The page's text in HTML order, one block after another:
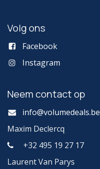
Volg ons
Facebook
Instagram
Neem contact op
info@volumedeals.be
Maxim Declercq
+32 495 19 27 17
Laurent Van Parys